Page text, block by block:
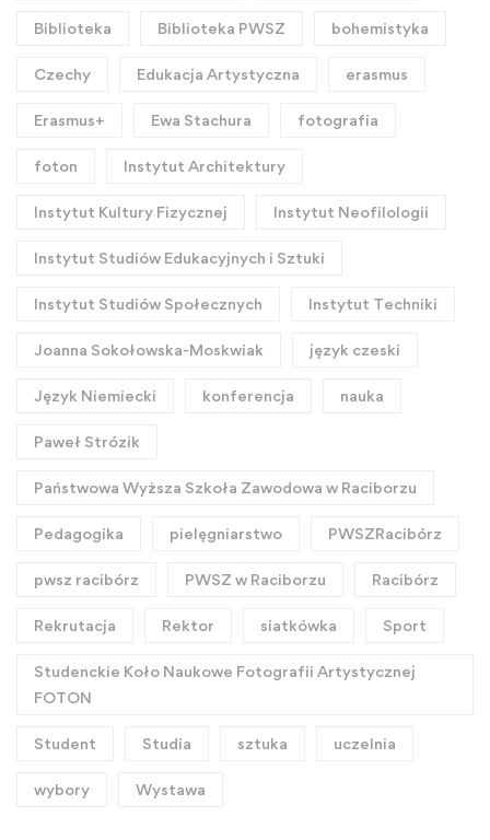
Biblioteka Biblioteka PWSZ bohemistyka
Czechy Edukacja Artystyczna erasmus
Erasmus+ Ewa Stachura fotografia
foton Instytut Architektury
Instytut Kultury Fizycznej Instytut Neofilologii
Instytut Studiów Edukacyjnych i Sztuki
Instytut Studiów Społecznych Instytut Techniki
Joanna Sokołowska-Moskwiak język czeski
Język Niemiecki konferencja nauka
Paweł Strózik
Państwowa Wyższa Szkoła Zawodowa w Raciborzu
Pedagogika pielęgniarstwo PWSZRacibórz
pwsz racibórz PWSZ w Raciborzu Racibórz
Rekrutacja Rektor siatkówka Sport
Studenckie Koło Naukowe Fotografii Artystycznej
FOTON
Student Studia sztuka uczelnia
wybory Wystawa